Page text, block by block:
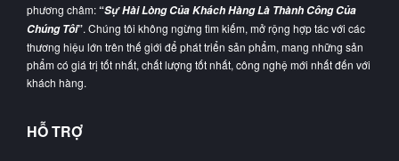
phương châm:“Sự Hài Lòng Của Khách Hàng Là Thành Công Của
Chúng Tôi”. Chúng tôi không ngừng tìm kiếm, mở rộng hợp tác với các
thương hiệu lớn trên thế giới để phát triển sản phẩm, mang những sản
phẩm có giá trị tốt nhất, chất lượng tốt nhất, công nghệ mới nhất đến với
khách hàng.
HỖ TRỢ